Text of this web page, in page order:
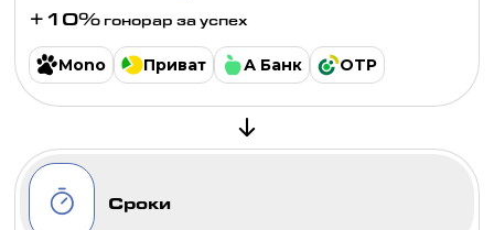
+10% гонорар за успех
Mono Приват А Банк OTP
Сроки